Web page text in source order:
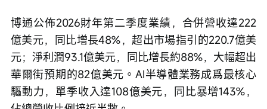
博通公佈2026財年第二季度業績，合併營收達222
億美元，同比增長48%，超出市場指引的220.7億美
元；淨利潤93.1億美元，同比增長約88%，大幅超出
華爾街預期的82億美元。AI半導體業務成爲最核心
驅動力，單季收入達108億美元，同比暴增143%，